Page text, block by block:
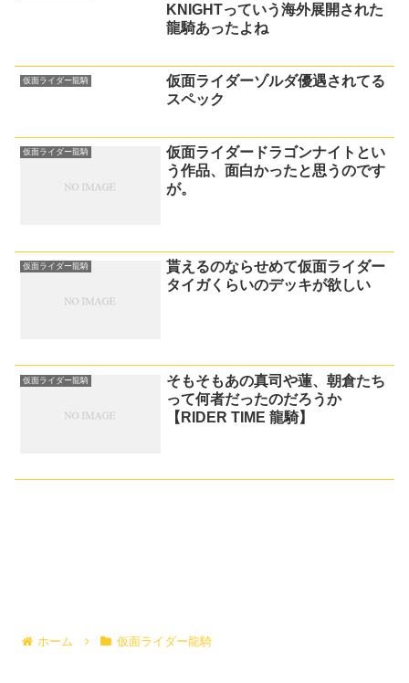
KNIGHTっていう海外展開された
龍騎あったよね
仮面ライダー龍騎
仮面ライダーゾルダ優遇されてる
スペック
仮面ライダー龍騎
仮面ライダードラゴンナイトとい
う作品、面白かったと思うのです
が。
仮面ライダー龍騎
貰えるのならせめて仮面ライダー
タイガくらいのデッキが欲しい
仮面ライダー龍騎
そもそもあの真司や蓮、朝倉たち
って何者だったのだろうか
【RIDER TIME 龍騎】
ホーム 仮面ライダー龍騎